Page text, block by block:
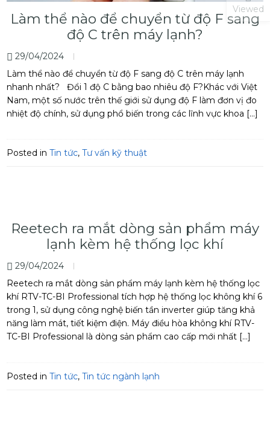
Làm thể nào để chuyển từ độ F sang
độ C trên máy lạnh?
29/04/2024
Làm thể nào để chuyển từ độ F sang độ C trên máy lạnh
nhanh nhất? Đổi 1 độ C bằng bao nhiêu độ F?Khác với Việt
Nam, một số nước trên thế giới sử dụng độ F làm đơn vị đo
nhiệt độ chính, sử dụng phổ biến trong các lĩnh vực khoa […]
Posted in Tin tức, Tư vấn kỹ thuật
Reetech ra mắt dòng sản phẩm máy
lạnh kèm hệ thống lọc khí
29/04/2024
Reetech ra mắt dòng sản phẩm máy lạnh kèm hệ thống lọc
khí RTV-TC-BI Professional tích hợp hệ thống lọc không khí 6
trong 1, sử dụng công nghệ biến tần inverter giúp tăng khả
năng làm mát, tiết kiệm điện. Máy điều hòa không khí RTV-
TC-BI Professional là dòng sản phẩm cao cấp mới nhất […]
Posted in Tin tức, Tin tức ngành lạnh
Viewed